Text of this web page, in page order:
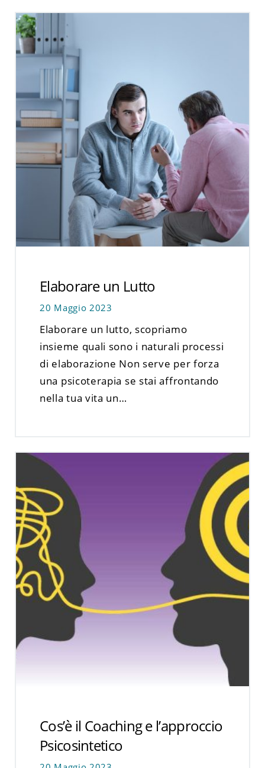
Elaborare un Lutto
20 Maggio 2023
Elaborare un lutto, scopriamo
insieme quali sono i naturali processi
di elaborazione Non serve per forza
una psicoterapia se stai affrontando
nella tua vita un…
Cos’è il Coaching e l’approccio
Psicosintetico